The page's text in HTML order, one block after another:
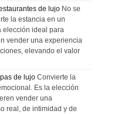
de lujo No se
la estancia en un
elección ideal para
vender una experiencia
elevando el valor
de lujo Convierte la
Es la elección
vender una
real, de intimidad y de